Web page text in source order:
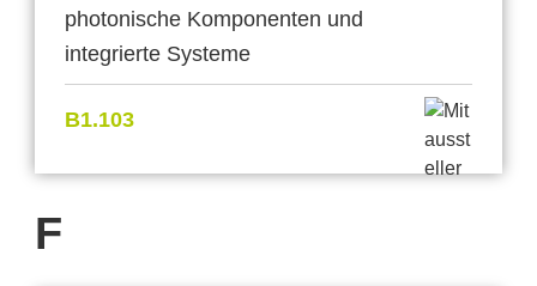
photonische Komponenten und
integrierte Systeme
B1.103
F